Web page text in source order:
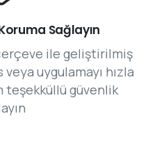
Sağlayın
ile geliştirilmiş
uygulamayı hızla
güvenlik